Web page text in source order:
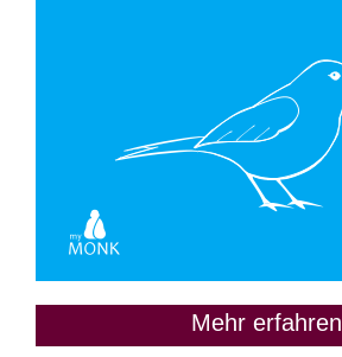
Mehr erfahren